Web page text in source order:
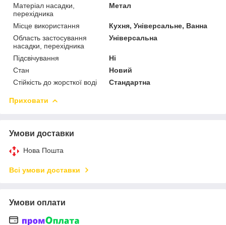
Матеріал насадки,
перехідника
Метал
Місце використання
Кухня, Універсальне, Ванна
Область застосування
насадки, перехідника
Універсальна
Підсвічування
Ні
Стан
Новий
Стійкість до жорсткої воді
Стандартна
Приховати
Умови доставки
Нова Пошта
Всі умови доставки
Умови оплати